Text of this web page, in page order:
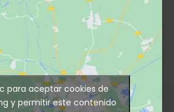
para aceptar cookies de
y permitir este contenido